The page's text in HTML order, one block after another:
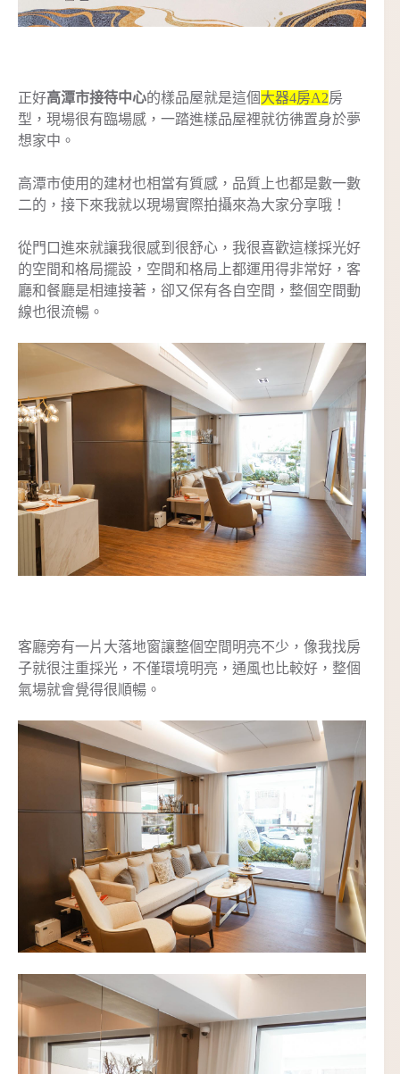
正好高潭市接待中心的樣品屋就是這個 大器4房A2房
型，現場很有臨場感，一踏進樣品屋裡就彷彿置身於夢
想家中。
高潭市使用的建材也相當有質感，品質上也都是數一數
二的，接下來我就以現場實際拍攝來為大家分享哦！
從門口進來就讓我很感到很舒心，我很喜歡這樣採光好
的空間和格局擺設，空間和格局上都運用得非常好，客
廳和餐廳是相連接著，卻又保有各自空間，整個空間動
線也很流暢。
客廳旁有一片大落地窗讓整個空間明亮不少，像我找房
子就很注重採光，不僅環境明亮，通風也比較好，整個
氣場就會覺得很順暢。